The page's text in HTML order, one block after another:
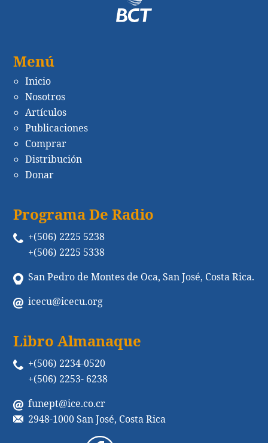
Menú
Inicio
Nosotros
Artículos
Publicaciones
Comprar
Distribución
Donar
Programa De Radio
+(506) 2225 5238
+(506) 2225 5338
San Pedro de Montes de Oca, San José, Costa Rica.
icecu@icecu.org
Libro Almanaque
+(506) 2234-0520
+(506) 2253- 6238
funept@ice.co.cr
2948-1000 San José, Costa Rica